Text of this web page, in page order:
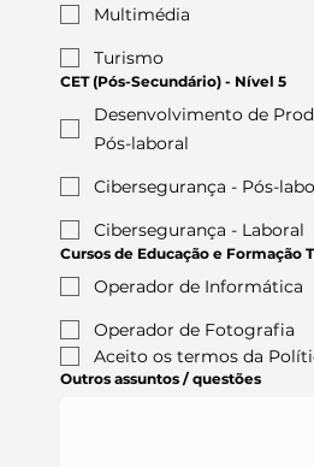
Multimédia
Turismo
CET (Pós-Secundário) - Nível 5
Desenvolvimento de
Pós-laboral
Cibersegurança - Pós-
Cibersegurança - Laboral
Cursos de Educação e Formação
Operador de Informática
Operador de Fotografia
Aceito os termos da
Outros assuntos / questões